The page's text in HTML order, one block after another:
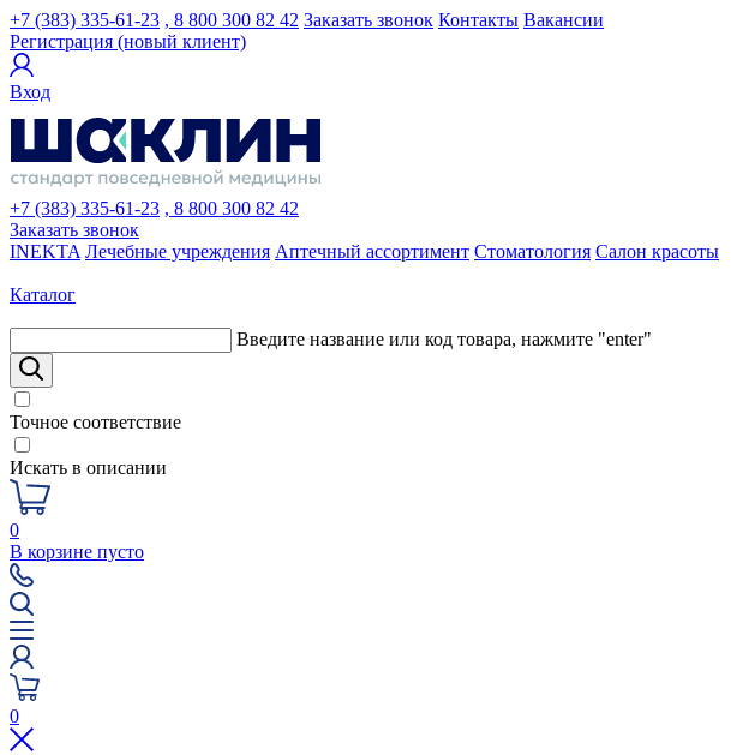
+7 (383) 335-61-23 , 8 800 300 82 42 Заказать звонок Контакты Вакансии
Регистрация (новый клиент)
Вход
+7 (383) 335-61-23 , 8 800 300 82 42
Заказать звонок
INEKTA Лечебные учреждения Аптечный ассортимент Стоматология Салон красоты
Каталог
Введите название или код товара, нажмите "enter"
Точное соответствие
Искать в описании
0
В корзине пусто
0